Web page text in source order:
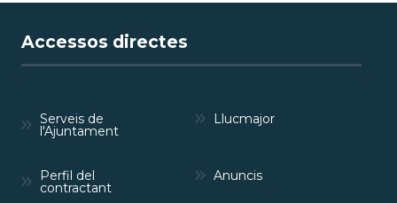
Accessos directes
Serveis de
l'Ajuntament
Llucmajor
Perfil del
contractant
Anuncis